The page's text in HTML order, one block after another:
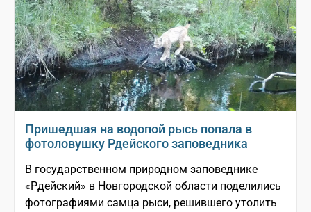
Пришедшая на водопой рысь попала в
фотоловушку Рдейского заповедника
В государственном природном заповеднике
«Рдейский» в Новгородской области поделились
фотографиями самца рыси, решившего утолить